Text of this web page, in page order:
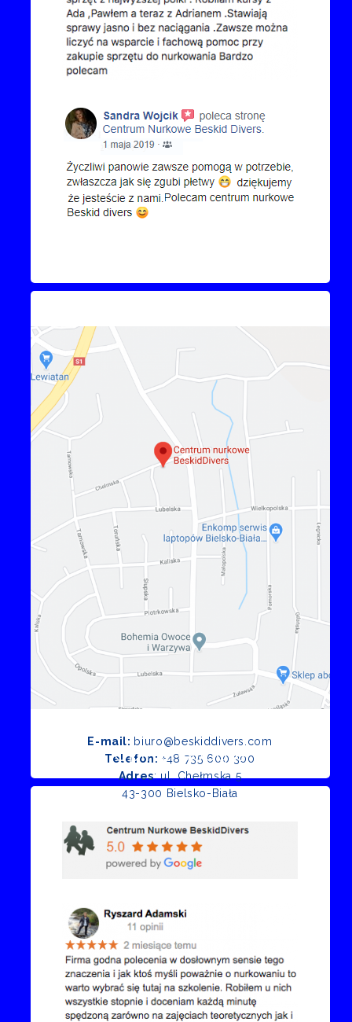
E-mail: biuro@beskiddivers.com
Telefon: +48 735 600 300
Adres: ul. Chełmska 5
43-300 Bielsko-Biała
Opinie Google